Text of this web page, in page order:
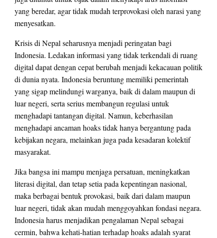
yang beredar, agar tidak mudah terprovokasi oleh narasi yang
menyesatkan.
Krisis di Nepal seharusnya menjadi peringatan bagi
Indonesia. Ledakan informasi yang tidak terkendali di ruang
digital dapat dengan cepat berubah menjadi kekacauan politik
di dunia nyata. Indonesia beruntung memiliki pemerintah
yang sigap melindungi warganya, baik di dalam maupun di
luar negeri, serta serius membangun regulasi untuk
menghadapi tantangan digital. Namun, keberhasilan
menghadapi ancaman hoaks tidak hanya bergantung pada
kebijakan negara, melainkan juga pada kesadaran kolektif
masyarakat.
Jika bangsa ini mampu menjaga persatuan, meningkatkan
literasi digital, dan tetap setia pada kepentingan nasional,
maka berbagai bentuk provokasi, baik dari dalam maupun
luar negeri, tidak akan mudah menggoyahkan fondasi negara.
Indonesia harus menjadikan pengalaman Nepal sebagai
cermin, bahwa kehati-hatian terhadap hoaks adalah syarat